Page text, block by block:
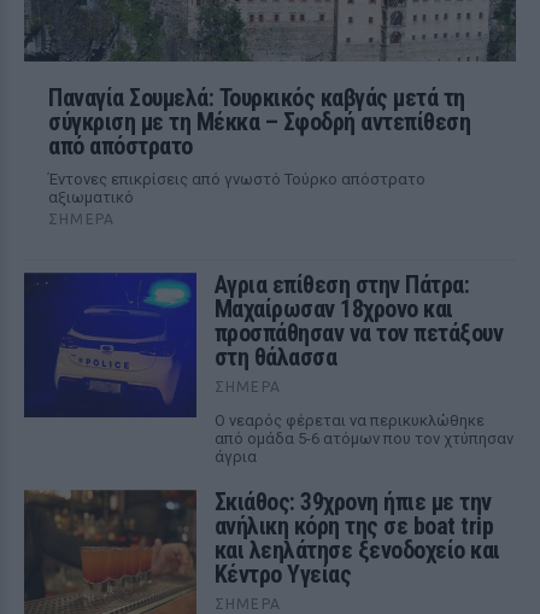
Παναγία Σουμελά: Τουρκικός καβγάς μετά τη
σύγκριση με τη Μέκκα – Σφοδρή αντεπίθεση
από απόστρατο
Έντονες επικρίσεις από γνωστό Τούρκο απόστρατο
αξιωματικό
ΣΉΜΕΡΑ
Αγρια επίθεση στην Πάτρα:
Μαχαίρωσαν 18χρονο και
προσπάθησαν να τον πετάξουν
στη θάλασσα
ΣΉΜΕΡΑ
Ο νεαρός φέρεται να περικυκλώθηκε
από ομάδα 5-6 ατόμων που τον χτύπησαν
άγρια
Σκιάθος: 39χρονη ήπιε με την
ανήλικη κόρη της σε boat trip
και λεηλάτησε ξενοδοχείο και
Κέντρο Υγείας
ΣΉΜΕΡΑ